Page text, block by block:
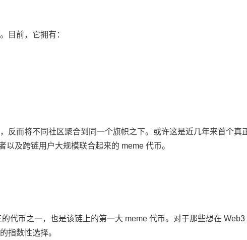
目前，它拥有：
反而将不同社区聚合到同一个旗帜之下。或许这是近几年来首个真
及跨链用户大规模联合起来的 meme 代币。
代币之一，也是该链上的第一大 meme 代币。对于那些想在 Web3
指数性选择。